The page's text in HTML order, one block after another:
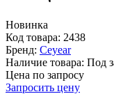
Новинка
Код товара: 2438
Бренд: Ceyear
Наличие товара: Под
Цена по запросу
Запросить цену